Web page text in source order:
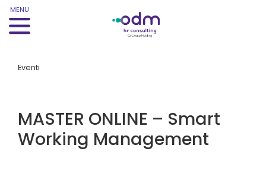
MENU
Eventi
MASTER ONLINE – Smart
Working Management